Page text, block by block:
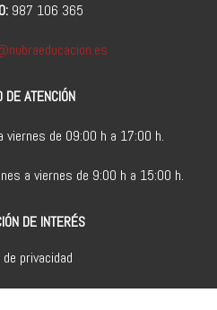
987 106 365
DE ATENCIÓN
viernes de 09:00 h a 17:00 h.
a viernes de 9:00 h a 15:00 h.
DE INTERÉS
privacidad